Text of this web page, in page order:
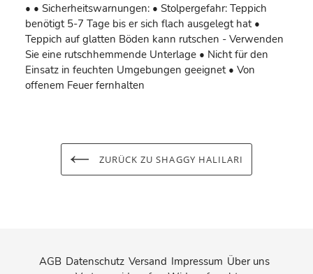
• • Sicherheitswarnungen: • Stolpergefahr: Teppich
benötigt 5-7 Tage bis er sich flach ausgelegt hat •
Teppich auf glatten Böden kann rutschen - Verwenden
Sie eine rutschhemmende Unterlage • Nicht für den
Einsatz in feuchten Umgebungen geeignet • Von
offenem Feuer fernhalten
ZURÜCK ZU SHAGGY HALILARI
AGB Datenschutz Versand Impressum Über uns